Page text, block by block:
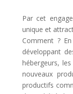
Par cet
unique et
Comment ?
développant
hébergeurs,
nouveaux
productifs